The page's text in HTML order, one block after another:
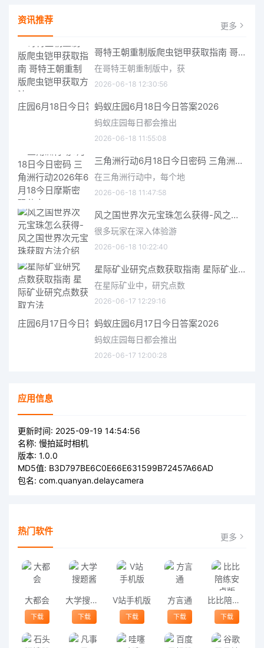
资讯推荐 更多
哥特王朝重制版爬虫铠甲获取指南 哥特王朝重制版爬虫铠甲获取方法
在哥特王朝重制版中，获
2026-06-18 12:30:56
蚂蚁庄园6月18日今日答案2026
蚂蚁庄园每日都会推出
2026-06-18 11:55:08
三角洲行动6月18日今日密码 三角洲行动2026年6月18今日摩斯密码分享
在三角洲行动中，每个地
2026-06-18 11:47:58
风之国世界次元宝珠怎么获得-风之国世界次元宝珠获取方法介绍
很多玩家在深入体验游
2026-06-18 10:22:40
星际矿业研究点数获取指南 星际矿业研究点数获取方法
在星际矿业中，研究点数
2026-06-17 12:29:16
蚂蚁庄园6月17日今日答案2026
蚂蚁庄园每日都会推出
2026-06-17 12:00:28
应用信息
更新时间: 2025-09-19 14:54:56
名称: 慢拍延时相机
版本: 1.0.0
MD5值: B3D797BE6C0E66E631599B72457A66AD
包名: com.quanyan.delaycamera
热门软件 更多
大都会
下载
大学搜题酱
下载
V站手机版
下载
方言通
下载
比比陪练安卓版
下载